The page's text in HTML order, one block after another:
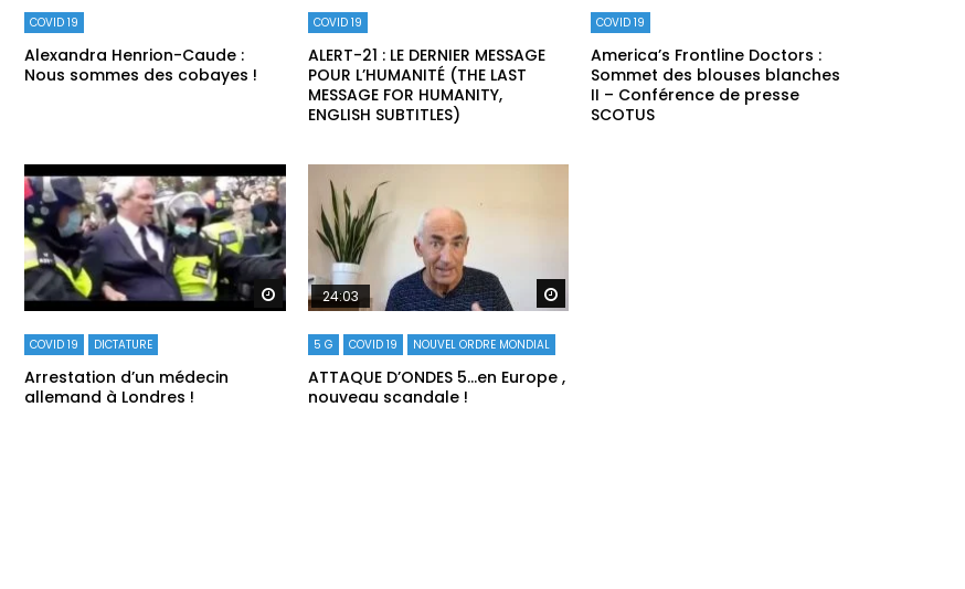
COVID 19
Alexandra Henrion-Caude :
Nous sommes des cobayes !
COVID 19
ALERT-21 : LE DERNIER MESSAGE
POUR L’HUMANITÉ (THE LAST
MESSAGE FOR HUMANITY,
ENGLISH SUBTITLES)
COVID 19
America’s Frontline Doctors :
Sommet des blouses blanches
II – Conférence de presse
SCOTUS
Regarder plus tard
COVID 19 DICTATURE
Arrestation d’un médecin
allemand à Londres !
24:03
5 G COVID 19 NOUVEL ORDRE MONDIAL
ATTAQUE D’ONDES 5…en Europe ,
nouveau scandale !